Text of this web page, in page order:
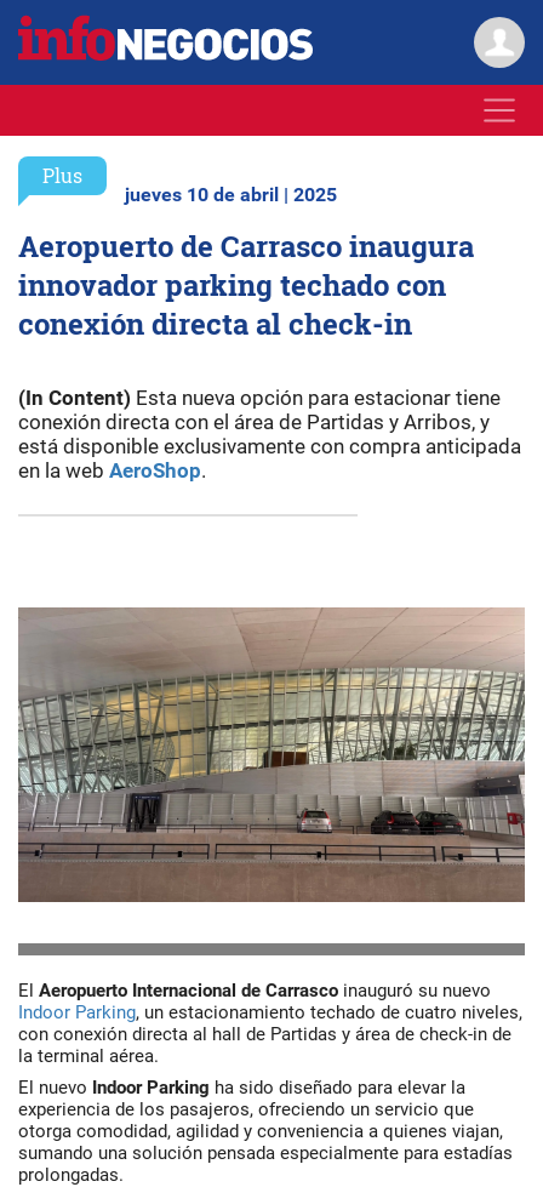
Plus
jueves 10 de abril | 2025
Aeropuerto de Carrasco inaugura
innovador parking techado con
conexión directa al check-in
(In Content) Esta nueva opción para estacionar tiene
conexión directa con el área de Partidas y Arribos, y
está disponible exclusivamente con compra anticipada
en la web AeroShop.
El Aeropuerto Internacional de Carrasco inauguró su nuevo
Indoor Parking, un estacionamiento techado de cuatro niveles,
con conexión directa al hall de Partidas y área de check-in de
la terminal aérea.
El nuevo Indoor Parking ha sido diseñado para elevar la
experiencia de los pasajeros, ofreciendo un servicio que
otorga comodidad, agilidad y conveniencia a quienes viajan,
sumando una solución pensada especialmente para estadías
prolongadas.